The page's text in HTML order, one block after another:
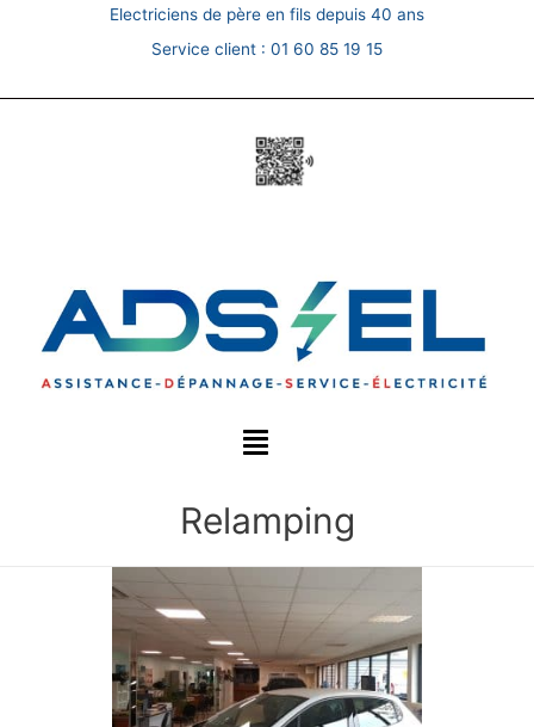
Electriciens de père en fils depuis 40 ans
Service client : 01 60 85 19 15
Relamping